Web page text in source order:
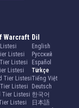
Warcraft
Listesi
Tier Listesi
Listesi
Tier Listesi
Listesi
Tier Listesi
Listesi
Dil
English
Русский
Español
Türkçe
Tiếng Việt
Deutsch
한국어
日本語